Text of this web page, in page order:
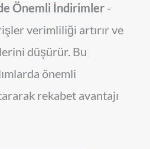
Önemli İndirimler -
verimliliği artırır ve
düşürür. Bu
önemli
rekabet avantajı